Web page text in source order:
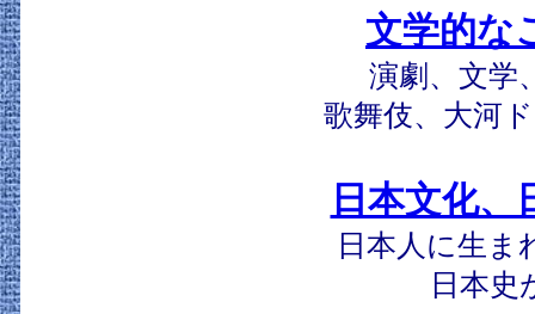
文学的な
演劇、文学
歌舞伎、大河
日本文化、
日本人に生ま
日本史